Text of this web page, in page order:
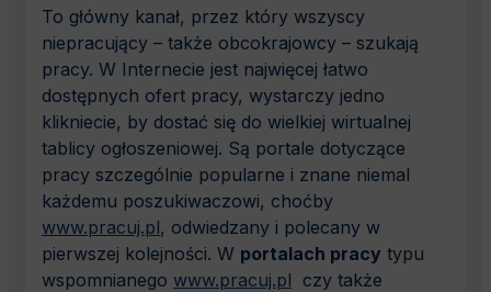
To główny kanał, przez który wszyscy
niepracujący – także obcokrajowcy – szukają
pracy. W Internecie jest najwięcej łatwo
dostępnych ofert pracy, wystarczy jedno
klikniecie, by dostać się do wielkiej wirtualnej
tablicy ogłoszeniowej. Są portale dotyczące
pracy szczególnie popularne i znane niemal
każdemu poszukiwaczowi, choćby
www.pracuj.pl, odwiedzany i polecany w
pierwszej kolejności. W portalach pracy typu
wspomnianego www.pracuj.pl czy także